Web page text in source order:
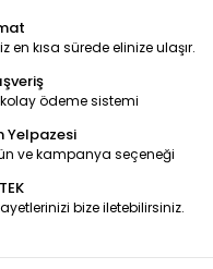
en kısa sürede elinize ulaşır.
ödeme sistemi
Yelpazesi
ve kampanya seçeneği
bize iletebilirsiniz.